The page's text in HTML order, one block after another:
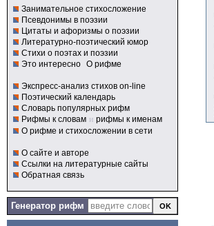
Занимательное стихосложение
Псевдонимы в поэзии
Цитаты и афоризмы о поэзии
Литературно-поэтический юмор
Стихи о поэтах и поэзии
Это интересно О рифме
Экспресс-анализ стихов on-line
Поэтический календарь
Словарь популярных рифм
Рифмы к словам и рифмы к именам
О рифме и стихосложении в сети
О сайте и авторе
Ссылки на литературные сайты
Обратная связь
Генератор рифм